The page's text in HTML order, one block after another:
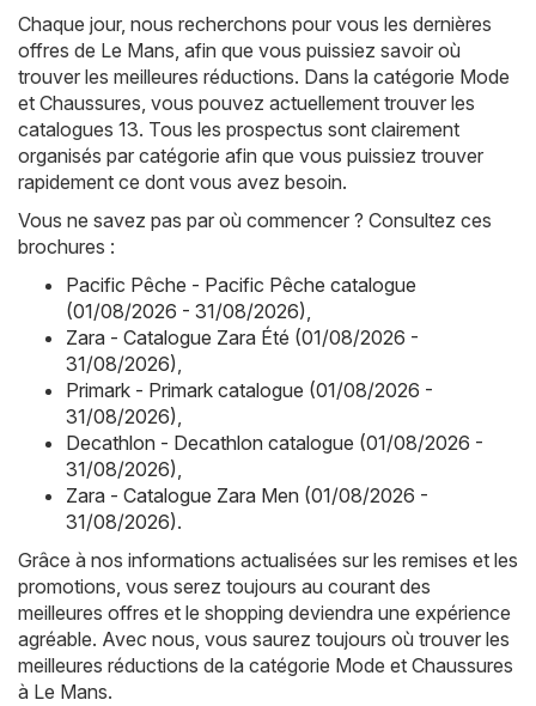
Chaque jour, nous recherchons pour vous les dernières
offres de Le Mans, afin que vous puissiez savoir où
trouver les meilleures réductions. Dans la catégorie Mode
et Chaussures, vous pouvez actuellement trouver les
catalogues 13. Tous les prospectus sont clairement
organisés par catégorie afin que vous puissiez trouver
rapidement ce dont vous avez besoin.
Vous ne savez pas par où commencer ? Consultez ces
brochures :
Pacific Pêche - Pacific Pêche catalogue
(01/08/2026 - 31/08/2026),
Zara - Catalogue Zara Été (01/08/2026 -
31/08/2026),
Primark - Primark catalogue (01/08/2026 -
31/08/2026),
Decathlon - Decathlon catalogue (01/08/2026 -
31/08/2026),
Zara - Catalogue Zara Men (01/08/2026 -
31/08/2026).
Grâce à nos informations actualisées sur les remises et les
promotions, vous serez toujours au courant des
meilleures offres et le shopping deviendra une expérience
agréable. Avec nous, vous saurez toujours où trouver les
meilleures réductions de la catégorie Mode et Chaussures
à Le Mans.